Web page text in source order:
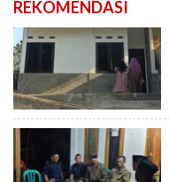
REKOMENDASI